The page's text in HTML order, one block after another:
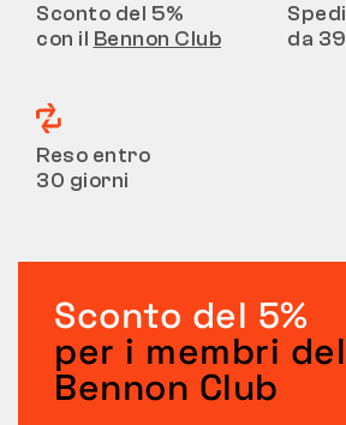
Sconto del 5%
con il Bennon Club
da
Reso entro
30 giorni
Sconto del 5%
per i membri del
Bennon Club